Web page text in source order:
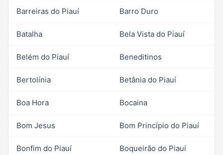
Barreiras do Piauí Barro Duro
Batalha Bela Vista do Piauí
Belém do Piauí Beneditinos
Bertolínia Betânia do Piauí
Boa Hora Bocaina
Bom Jesus Bom Princípio do Piauí
Bonfim do Piauí Boqueirão do Piauí